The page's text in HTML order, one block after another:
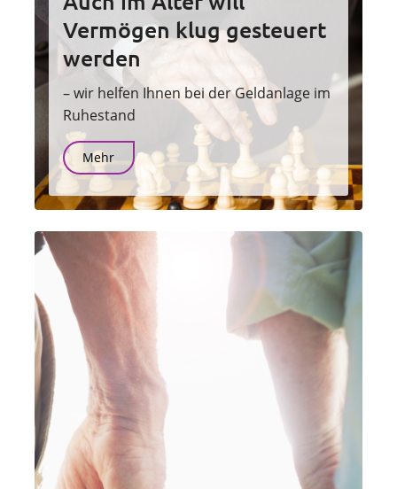
Vermögen klug gesteuert
werden
– wir helfen Ihnen bei der Geldanlage im
Ruhestand
Mehr